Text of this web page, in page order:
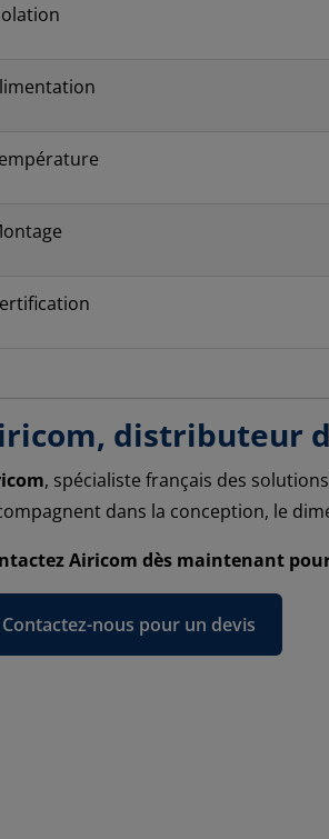
distributeur
, spécialiste français des
dans la conception, le
Airicom dès maintenant
Contactez-nous pour un devis